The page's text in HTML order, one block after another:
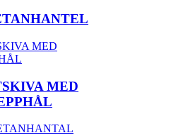
MED